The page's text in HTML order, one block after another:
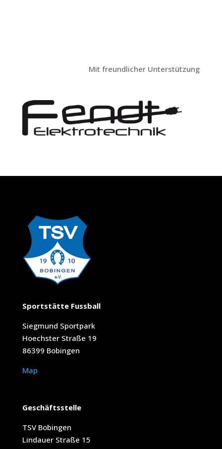
Mit freundlicher Unterstützung
Sportstätte Fussball
Siegmund Sportpark
Hoechster Straße 19
86399 Bobingen
Map
Geschäftsstelle
TSV Bobingen
Lindauer Straße 15